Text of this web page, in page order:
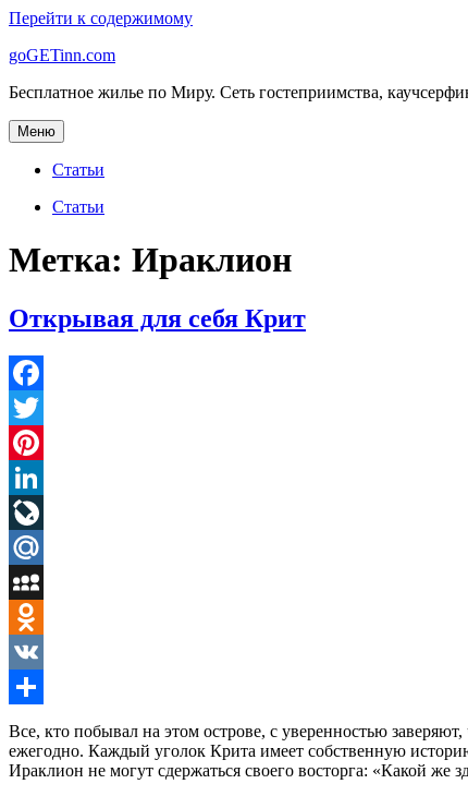
Перейти к содержимому
goGETinn.com
Бесплатное жилье по Миру. Сеть гостеприимства,
Меню
Статьи
Статьи
Метка: Ираклион
Открывая для себя Крит
Facebook
Twitter
Pinterest
LinkedIn
LiveJournal
Mail.Ru
MySpace
Odnoklassniki
VK
Отправить
Все, кто побывал на этом острове, с уверенностью
ежегодно. Каждый уголок Крита имеет собственную
Ираклион не могут сдержаться своего восторга: «Какой же